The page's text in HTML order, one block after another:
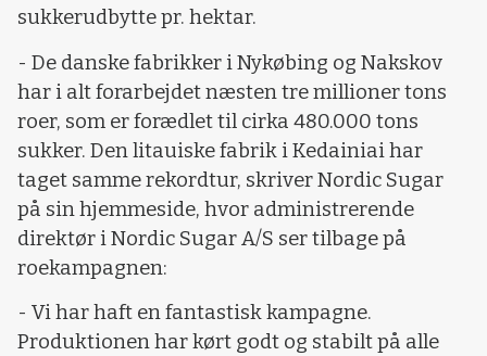
sukkerudbytte pr. hektar.
- De danske fabrikker i Nykøbing og Nakskov
har i alt forarbejdet næsten tre millioner tons
roer, som er forædlet til cirka 480.000 tons
sukker. Den litauiske fabrik i Kedainiai har
taget samme rekordtur, skriver Nordic Sugar
på sin hjemmeside, hvor administrerende
direktør i Nordic Sugar A/S ser tilbage på
roekampagnen:
- Vi har haft en fantastisk kampagne.
Produktionen har kørt godt og stabilt på alle